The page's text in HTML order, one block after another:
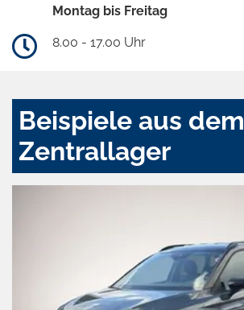
Montag bis Freitag
8.00 - 17.00 Uhr
Beispiele aus dem
Zentrallager